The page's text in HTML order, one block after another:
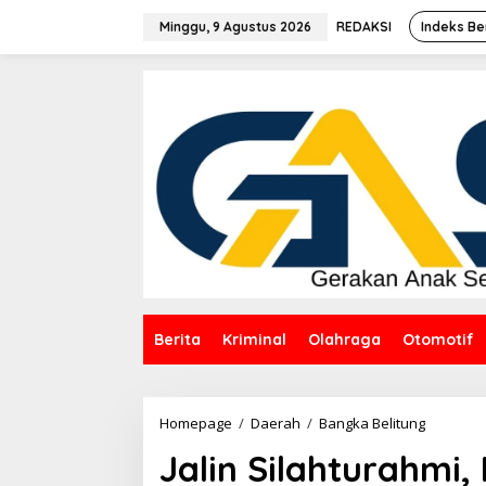
Minggu, 9 Agustus 2026 REDAKSI Indeks
Berita Kriminal Olahraga Otomotif
Homepage / Daerah / Bangka BelitungJalin
Hidayat
Arsani
Jalin Silahturahmi,